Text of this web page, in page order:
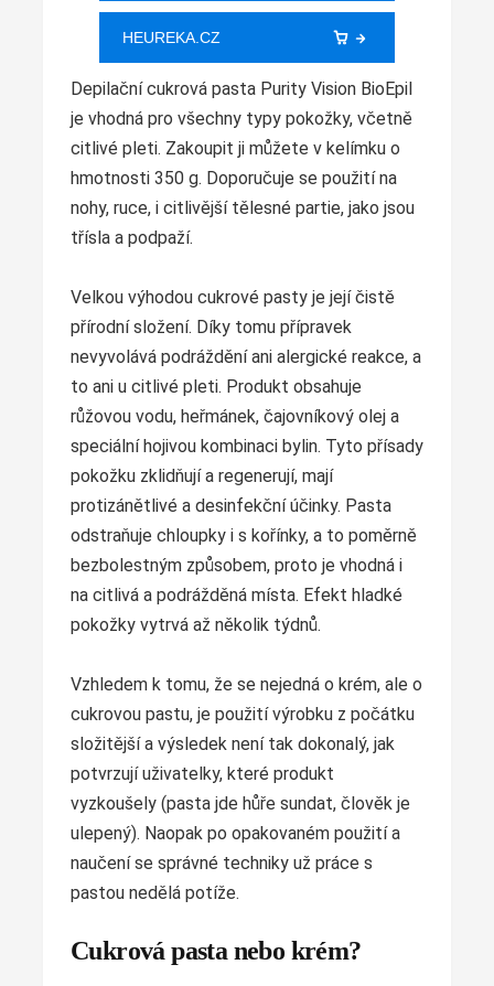
HEUREKA.CZ
Depilační cukrová pasta Purity Vision BioEpil
je vhodná pro všechny typy pokožky, včetně
citlivé pleti. Zakoupit ji můžete v kelímku o
hmotnosti 350 g. Doporučuje se použití na
nohy, ruce, i citlivější tělesné partie, jako jsou
třísla a podpaží.
Velkou výhodou cukrové pasty je její čistě
přírodní složení. Díky tomu přípravek
nevyvolává podráždění ani alergické reakce, a
to ani u citlivé pleti. Produkt obsahuje
růžovou vodu, heřmánek, čajovníkový olej a
speciální hojivou kombinaci bylin. Tyto přísady
pokožku zklidňují a regenerují, mají
protizánětlivé a desinfekční účinky. Pasta
odstraňuje chloupky i s kořínky, a to poměrně
bezbolestným způsobem, proto je vhodná i
na citlivá a podrážděná místa. Efekt hladké
pokožky vytrvá až několik týdnů.
Vzhledem k tomu, že se nejedná o krém, ale o
cukrovou pastu, je použití výrobku z počátku
složitější a výsledek není tak dokonalý, jak
potvrzují uživatelky, které produkt
vyzkoušely (pasta jde hůře sundat, člověk je
ulepený). Naopak po opakovaném použití a
naučení se správné techniky už práce s
pastou nedělá potíže.
Cukrová pasta nebo krém?